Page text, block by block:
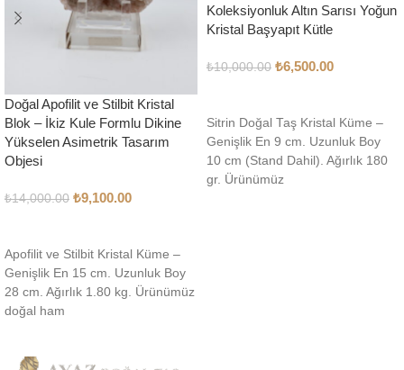
Doğal Apofilit ve Stilbit Kristal
Blok – İkiz Kule Formlu Dikine
Yükselen Asimetrik Tasarım
Objesi
₺14,000.00 ₺9,100.00
Apofilit ve Stilbit Kristal Küme –
Genişlik En 15 cm. Uzunluk Boy
28 cm. Ağırlık 1.80 kg. Ürünümüz
doğal ham
Koleksiyonluk Altın Sarısı Yoğun
Kristal Başyapıt Kütle
₺10,000.00 ₺6,500.00
Sitrin Doğal Taş Kristal Küme –
Genişlik En 9 cm. Uzunluk Boy
10 cm (Stand Dahil). Ağırlık 180
gr. Ürünümüz